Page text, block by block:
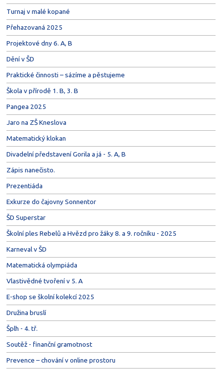
Turnaj v malé kopané
Přehazovaná 2025
Projektové dny 6. A, B
Dění v ŠD
Praktické činnosti – sázíme a pěstujeme
Škola v přírodě 1. B, 3. B
Pangea 2025
Jaro na ZŠ Kneslova
Matematický klokan
Divadelní představení Gorila a já - 5. A, B
Zápis nanečisto.
Prezentiáda
Exkurze do čajovny Sonnentor
ŠD Superstar
Školní ples Rebelů a Hvězd pro žáky 8. a 9. ročníku - 2025
Karneval v ŠD
Matematická olympiáda
Vlastivědné tvoření v 5. A
E-shop se školní kolekcí 2025
Družina bruslí
Šplh - 4. tř.
Soutěž - finanční gramotnost
Prevence – chování v online prostoru